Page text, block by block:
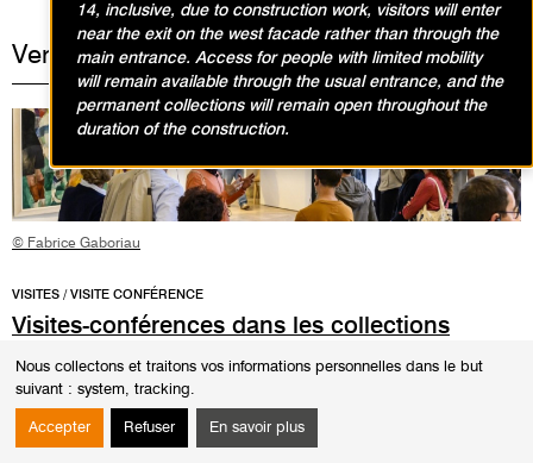
Nous collectons et traitons vos informations personnelles dans le but
suivant : system, tracking.
Accepter Refuser En savoir plus
Vendredi 7 août 2026
© Fabrice Gaboriau
Visites-conférences dans les collections
VISITES / VISITE CONFÉRENCE
12h30
Les visites-conférences se déroulent en présence d'un conférencier du
14, inclusive, due to construction work, visitors will enter
near the exit on the west facade rather than through the
main entrance. Access for people with limited mobility
will remain available through the usual entrance, and the
permanent collections will remain open throughout the
duration of the construction.